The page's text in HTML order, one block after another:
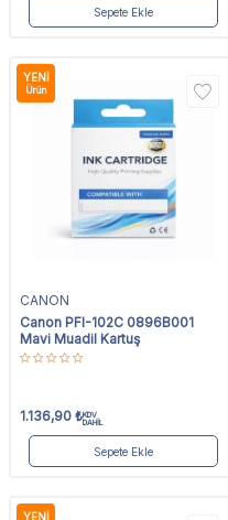
Sepete Ekle
YENI
Ürün
CANON
Canon PFI-102C 0896B001
Mavi Muadil Kartuş
1.136,90 ₺KDV
DAHİL
Sepete Ekle
YENI